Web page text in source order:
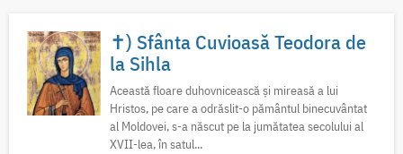
✝) Sfânta Cuvioasă Teodora de
la Sihla
Această floare duhovnicească și mireasă a lui
Hristos, pe care a odrăslit-o pământul binecuvântat
al Moldovei, s-a născut pe la jumătatea secolului al
XVII-lea, în satul...